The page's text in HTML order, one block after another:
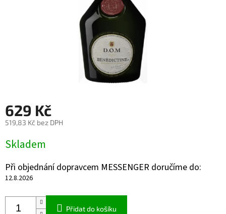
629 Kč
519,83 Kč bez DPH
cena:
Skladem
Při objednání dopravcem MESSENGER doručíme do:
12.8.2026
Přidat do košíku